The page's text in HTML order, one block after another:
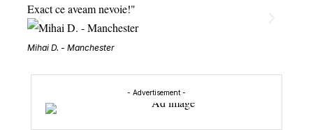
Exact ce aveam nevoie!"
Mihai D. - Manchester
- Advertisement -